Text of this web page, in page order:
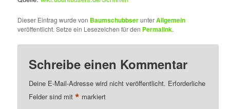
Dieser Eintrag wurde von BaumschubbserunterAllgemein
veröffentlicht. Setze ein Lesezeichen für den Permalink.
Schreibe einen Kommentar
Deine E-Mail-Adresse wird nicht veröffentlicht. Erforderliche
Felder sind mit* markiert